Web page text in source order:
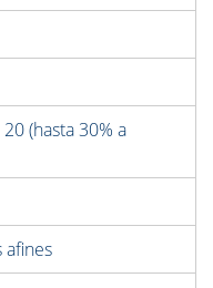
20 (hasta 30% a
afines